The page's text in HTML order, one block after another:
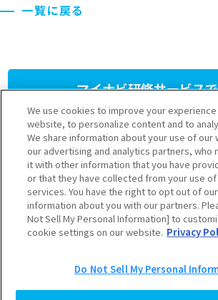
一覧に戻る
マイナビ研修サービス
人材育成研修プログラ
提供しています。
さまざまなニーズに応じたプランをご用意して
にお問い合わせください。
03-6628-
受付 9:30～17:30（土日祝を除
フォーム
お
We use cookies to improve your
website, to personalize content and to
We share information about your use of our
our advertising and analytics partners, who
it with other information that you have
or that they have collected from your use
services. You have the right to opt out of
information about you with our partners.
Not Sell My Personal Information] to
cookie settings on our website. Privacy
Do Not Sell My Personal